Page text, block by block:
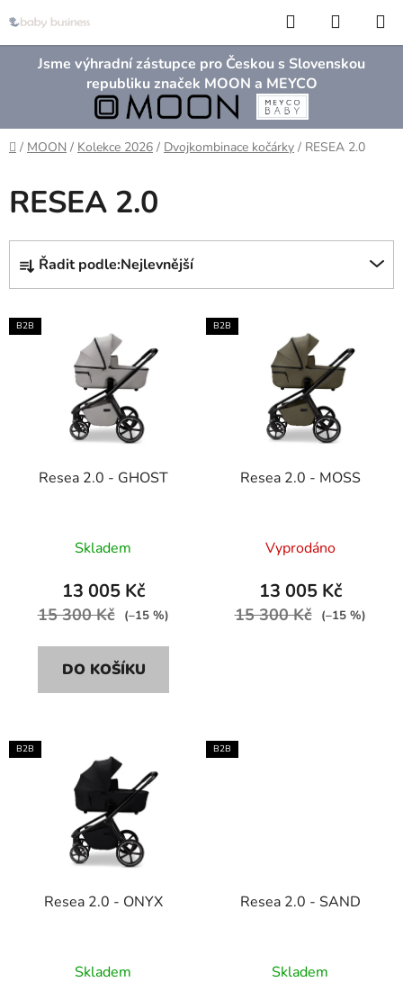
na
obsah
Jsme výhradní zástupce pro Českou s Slovenskou
republiku značek MOON a MEYCO
Hledat
KOŠÍK
Domů
/ MOON / Kolekce 2026 / Dvojkombinace kočárky / RESEA 2.0
RESEA 2.0
Ř
z
e
n
Řadit podle:Nejlevnější
V
ý
B2B
Resea 2.0 - GHOST
Skladem
13 005 Kč
15 300 Kč (–15 %)
DO KOŠÍKU
B2B
Resea 2.0 - MOSS
Vyprodáno
13 005 Kč
15 300 Kč (–15 %)
B2B
Resea 2.0 - ONYX
Skladem
B2B
Resea 2.0 - SAND
Skladem